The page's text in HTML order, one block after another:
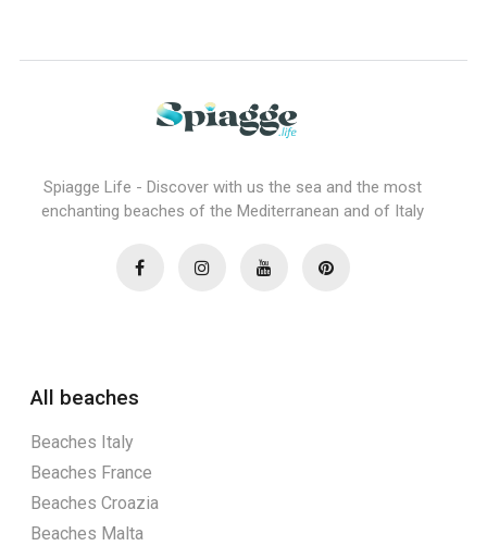
Spiagge Life - Discover with us the sea and the most
enchanting beaches of the Mediterranean and of Italy
All beaches
Beaches Italy
Beaches France
Beaches Croazia
Beaches Malta